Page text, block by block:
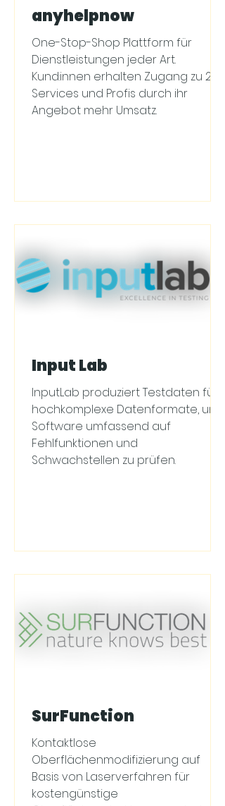
anyhelpnow
One-Stop-Shop Plattform für
Dienstleistungen jeder Art.
Kund:innen erhalten Zugang zu 28
Services und Profis durch ihr
Angebot mehr Umsatz.
Input Lab
InputLab produziert Testdaten für
hochkomplexe Datenformate, um
Software umfassend auf
Fehlfunktionen und
Schwachstellen zu prüfen.
SurFunction
Kontaktlose
Oberflächenmodifizierung auf
Basis von Laserverfahren für
kostengünstige